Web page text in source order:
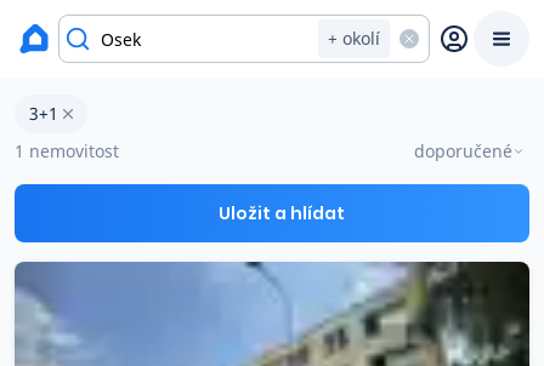
+ okolí
Prodat
Prodej s Reas.cz
Chytrý odhad ceny
Ceny prodaných nemovitostí
okres Teplice
Byty 3+1 na prodej Osek
3+1
1 nemovitost
doporučené
Uložit a hlídat